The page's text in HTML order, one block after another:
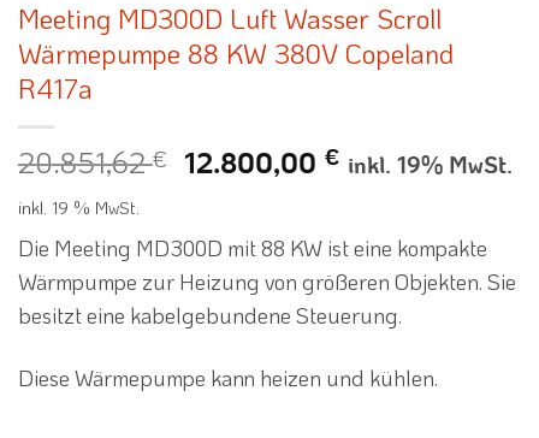
Meeting MD300D Luft Wasser Scroll
Wärmepumpe 88 KW 380V Copeland
R417a
20.851,62€
Ursprünglicher
20.851,62 €
12.800,00€Aktueller
12.800,00 €.
inkl. 19% MwSt.
inkl. 19 % MwSt.
Die Meeting MD300D mit 88 KW ist eine kompakte
Wärmpumpe zur Heizung von größeren Objekten. Sie
besitzt eine kabelgebundene Steuerung.
Diese Wärmepumpe kann heizen und kühlen.